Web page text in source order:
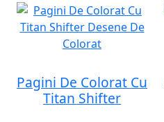
Pagini De Colorat Cu
Titan Shifter